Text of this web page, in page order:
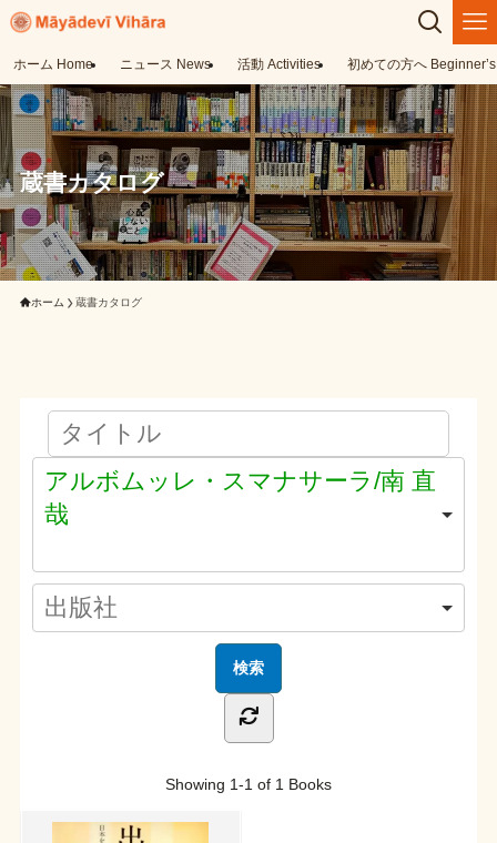
ホーム Home ニュース News 活動 Activities 初めての方へ
蔵書カタログ
ホーム 蔵書カタログ
アルボムッレ・スマナサーラ/南 直
哉
Showing 1-1 of 1 Books